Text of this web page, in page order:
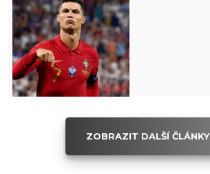
ZOBRAZIT DALŠÍ ČLÁNKY